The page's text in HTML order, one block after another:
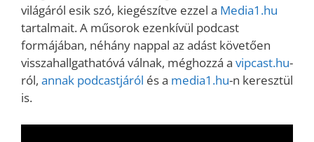
világáról esik szó, kiegészítve ezzel a Media1.hu
tartalmait. A műsorok ezenkívül podcast
formájában, néhány nappal az adást követően
visszahallgathatóvá válnak, méghozzá a vipcast.hu-
ról, annak podcastjáról és a media1.hu-n keresztül
is.